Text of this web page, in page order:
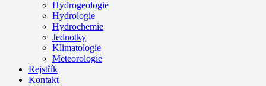
Hydrogeologie
Hydrologie
Hydrochemie
Jednotky
Klimatologie
Meteorologie
Rejstřík
Kontakt